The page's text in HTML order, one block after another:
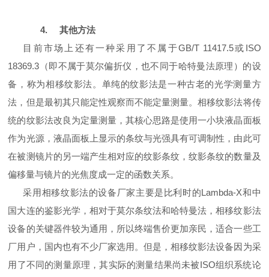
4.
其他方法
目前市场上还有一种采用了不属于GB/T 11417.5或 ISO
18369.3 （即不属于莫尔偏折仪，也不同于哈特曼法原理）的设
备，称为相移纹影法。单纯的纹影法是一种古老的光学测量方
法，但是最初其只能定性观察而不能定量测量。相移纹影法将传
统的纹影法改良为定量测量，其核心思路是使用一小块液晶面板
作为光源，液晶面板上显示的条纹与光强具有可调制性，由此可
在被测镜片的另一端产生相对应的纹影条纹，纹影条纹的数量及
偏移量与镜片的光焦度成一定的函数关系。
采用相移纹影法的设备厂家主要是比利时的Lambda-X和中
国大连的鉴影光学，相对于莫尔条纹法和哈特曼法，相移纹影法
设备的关键器件较为通用，所以终端售价更加亲民，适合一些工
厂用户，国内也有不少厂家选用。但是，相移纹影法设备因为采
用了不同的测量原理，其实际的测量结果尚未被ISO组织系统论